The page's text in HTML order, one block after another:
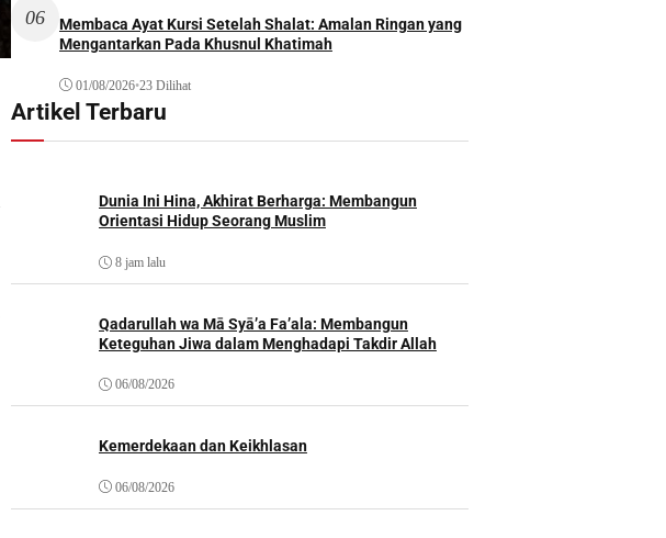
06
Membaca Ayat Kursi Setelah Shalat: Amalan Ringan yang
Mengantarkan Pada Khusnul Khatimah
01/08/2026•23 Dilihat
Artikel Terbaru
Dunia Ini Hina, Akhirat Berharga: Membangun
Orientasi Hidup Seorang Muslim
8 jam lalu
Qadarullah wa Mā Syā’a Fa’ala: Membangun
Keteguhan Jiwa dalam Menghadapi Takdir Allah
06/08/2026
Kemerdekaan dan Keikhlasan
06/08/2026